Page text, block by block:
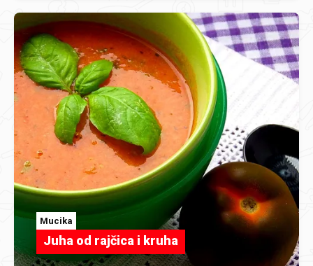
Mucika
Juha od rajčica i kruha